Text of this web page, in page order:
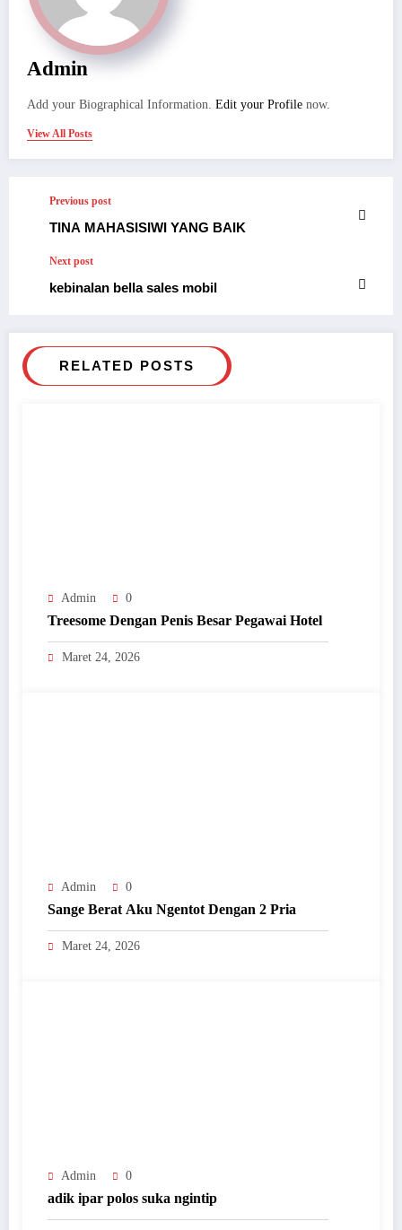
Admin
Add your Biographical Information. Edit your Profile now.
View All Posts
Previous post
TINA MAHASISIWI YANG BAIK
Next post
kebinalan bella sales mobil
RELATED POSTS
Admin 0
Treesome Dengan Penis Besar Pegawai Hotel
Maret 24, 2026
Admin 0
Sange Berat Aku Ngentot Dengan 2 Pria
Maret 24, 2026
Admin 0
adik ipar polos suka ngintip